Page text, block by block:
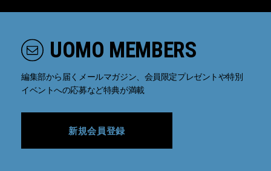
UOMO MEMBERS
編集部から届くメールマガジン、会員限定プレゼントや特別
イベントへの応募など特典が満載
新規会員登録